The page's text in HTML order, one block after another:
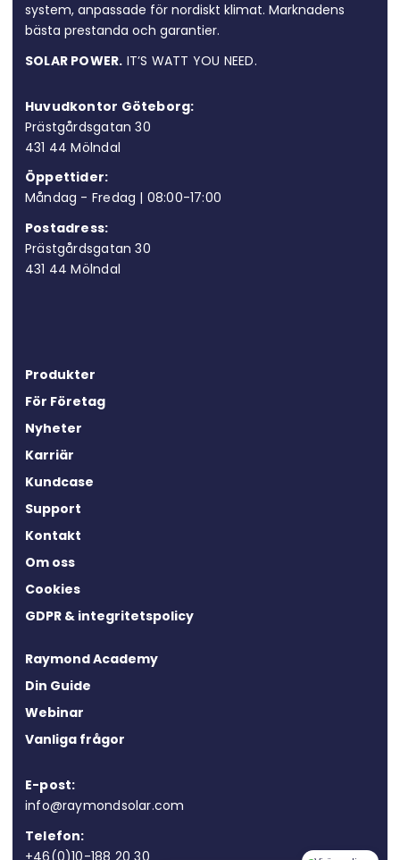
system, anpassade för nordiskt klimat. Marknadens
bästa prestanda och garantier.
SOLAR POWER. IT’S WATT YOU NEED.
Huvudkontor Göteborg:
Prästgårdsgatan 30
431 44 Mölndal
Öppettider:
Måndag - Fredag | 08:00-17:00
Postadress:
Prästgårdsgatan 30
431 44 Mölndal
Produkter
För Företag
Nyheter
Karriär
Kundcase
Support
Kontakt
Om oss
Cookies
GDPR & integritetspolicy
Raymond Academy
Din Guide
Webinar
Vanliga frågor
E-post:
info@raymondsolar.com
Telefon:
+46(0)10-188 20 30